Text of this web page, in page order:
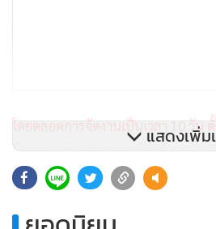
โดยตลอดการจัดงานเป็นเวลา 10 วัน
มีนาคม 2563 คาดว่าจะมีผู้เข้าชมงาน
ตั้งเป้ายอดขายไว้ประมาณกว่า 400 ล้
ขบวนสินค้ากว่า 500 แบรนด์ดัง นำมา
แสดงเพิ่ม